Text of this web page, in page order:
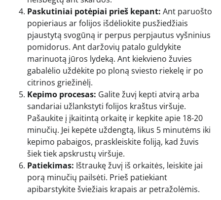
Paskutiniai potėpiai prieš kepant: Ant paruošto
popieriaus ar folijos išdėliokite pusžiedžiais
pjaustytą svogūną ir perpus perpjautus vyšninius
pomidorus. Ant daržovių patalo guldykite
marinuotą jūros lydeką. Ant kiekvieno žuvies
gabalėlio uždėkite po ploną sviesto riekelę ir po
citrinos griežinėlį.
Kepimo procesas: Galite žuvį kepti atvirą arba
sandariai užlankstyti folijos kraštus viršuje.
Pašaukite į įkaitintą orkaitę ir kepkite apie 18-20
minučių. Jei kepėte uždengtą, likus 5 minutėms iki
kepimo pabaigos, praskleiskite foliją, kad žuvis
šiek tiek apskrustų viršuje.
Patiekimas: Ištraukę žuvį iš orkaitės, leiskite jai
porą minučių pailsėti. Prieš patiekiant
apibarstykite šviežiais krapais ar petražolėmis.